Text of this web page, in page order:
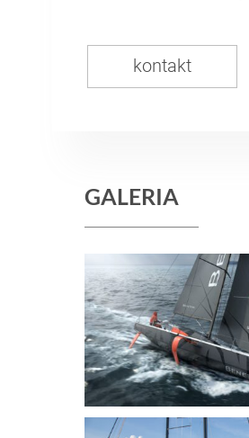
kontakt
GALERIA